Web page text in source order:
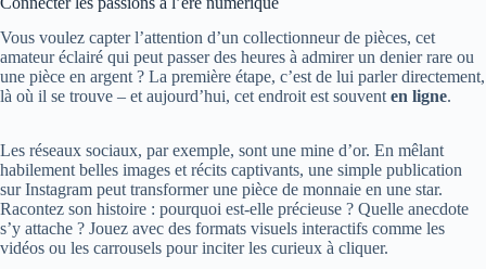
Vous voulez capter l’attention d’un collectionneur de pièces, cet
amateur éclairé qui peut passer des heures à admirer un denier rare ou
une pièce en argent ? La première étape, c’est de lui parler directement,
là où il se trouve – et aujourd’hui, cet endroit est souvent en ligne.
Les réseaux sociaux, par exemple, sont une mine d’or. En mêlant
habilement belles images et récits captivants, une simple publication
sur Instagram peut transformer une pièce de monnaie en une star.
Racontez son histoire : pourquoi est-elle précieuse ? Quelle anecdote
s’y attache ? Jouez avec des formats visuels interactifs comme les
vidéos ou les carrousels pour inciter les curieux à cliquer.